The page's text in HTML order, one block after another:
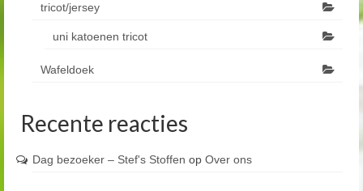
tricot/jersey
uni katoenen tricot
Wafeldoek
Recente reacties
Dag bezoeker – Stef's Stoffen op Over ons